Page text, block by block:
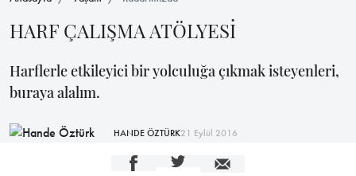
HARF ÇALIŞMA ATÖLYESİ
Harflerle etkileyici bir yolculuğa çıkmak isteyenleri,
buraya alalım.
HANDE ÖZTÜRK21 Eylül 2016